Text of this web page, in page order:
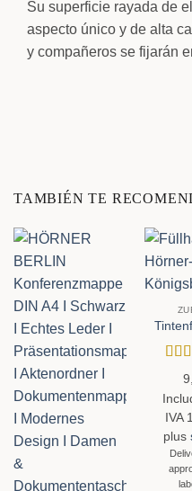
Su superficie rayada de
aspecto único y de alta
y compañeros se fijarán
TAMBIÉN TE
con
IVA
plus